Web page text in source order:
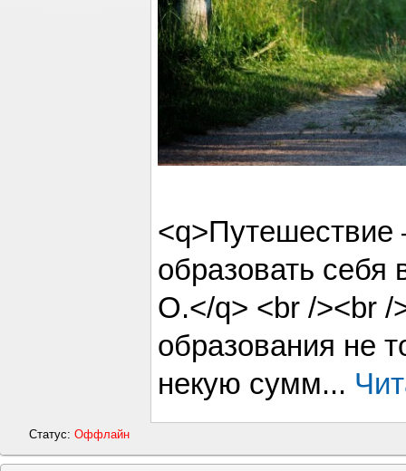
образовать
О.</q> <br /><br /
образования не
некую сумм...
Статус:Оффлайн